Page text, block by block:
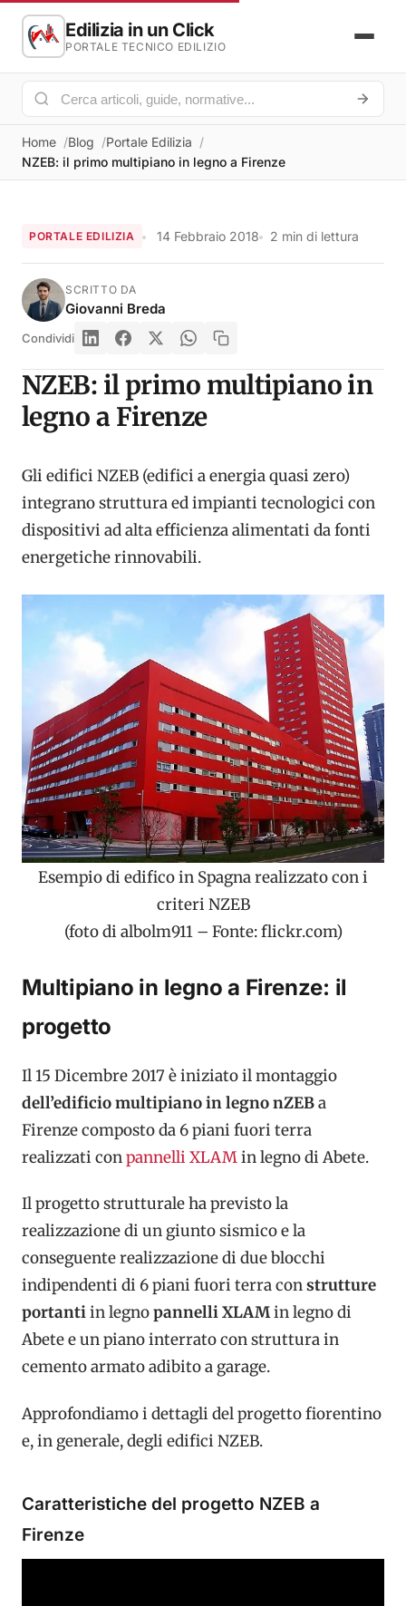
Edilizia in un Click
PORTALE TECNICO EDILIZIO
Home Blog
Portale Edilizia
NZEB: il primo multipiano in legno a Firenze
PORTALE EDILIZIA 14 Febbraio 2018 2 min di lettura
SCRITTO DA
Giovanni Breda
Condividi
NZEB: il primo multipiano in
legno a Firenze
Gli edifici NZEB (edifici a energia quasi zero)
integrano struttura ed impianti tecnologici con
dispositivi ad alta efficienza alimentati da fonti
energetiche rinnovabili.
Esempio di edifico in Spagna realizzato con i
criteri NZEB
(foto di albolm911 – Fonte: flickr.com)
Multipiano in legno a Firenze: il
progetto
Il 15 Dicembre 2017 è iniziato il montaggio
dell’edificio multipiano in legno nZEBa
Firenze composto da 6 piani fuori terra
realizzati conpannelli XLAMin legno di Abete.
Il progetto strutturale ha previsto la
realizzazione di un giunto sismico e la
conseguente realizzazione di due blocchi
indipendenti di 6 piani fuori terra construtture
portantiin legnopannelli XLAMin legno di
Abete e un piano interrato con struttura in
cemento armato adibito a garage.
Approfondiamo i dettagli del progetto fiorentino
e, in generale, degli edifici NZEB.
Caratteristiche del progetto NZEB a
Firenze